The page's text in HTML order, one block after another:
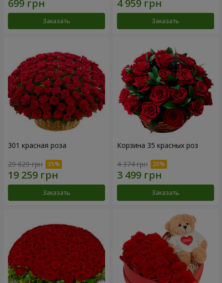
Заказать Заказать
301 красная роза
29 629 грн
Заказать
Корзина 35 красных роз
4 374 грн
Заказать